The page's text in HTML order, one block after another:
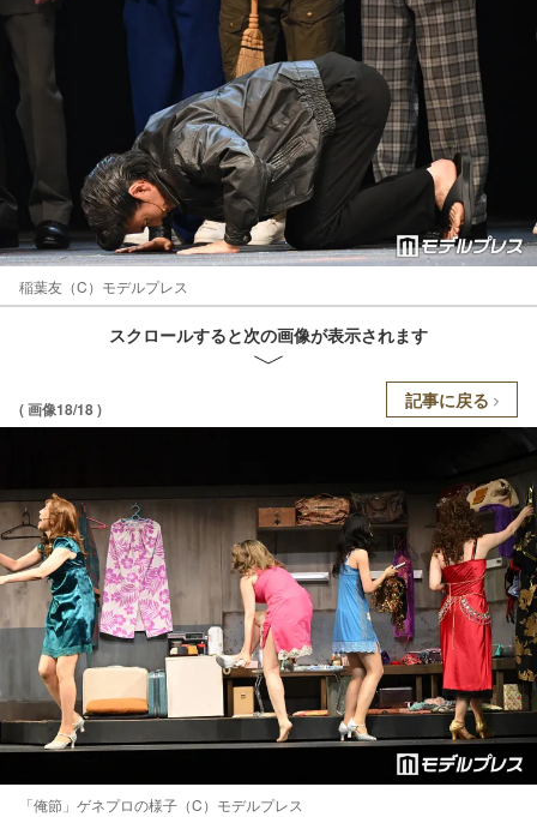
稲葉友（C）モデルプレス
スクロールすると次の画像が表示されます
( 画像18/18 ) 記事に戻る
「俺節」ゲネプロの様子（C）モデルプレス